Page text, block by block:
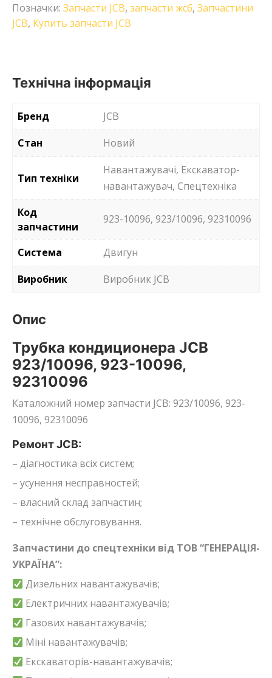
Позначки: Запчасти JCB, запчасти жсб, Запчастини
JCB, Купить запчасти JCB
Технічна інформація
Бренд
JCB
Стан
Новий
Тип техніки
Навантажувачі, Екскаватор-
навантажувач, Спецтехніка
Код
запчастини
923-10096, 923/10096, 92310096
Система
Двигун
Виробник
Виробник JCB
Опис
Трубка кондиционера JCB
923/10096, 923-10096,
92310096
Каталожний номер запчасти JCB: 923/10096, 923-
10096, 92310096
Ремонт JCB:
– діагностика всіх систем;
– усунення несправностей;
– власний склад запчастин;
– технічне обслуговування.
Запчастини до спецтехніки від ТОВ “ГЕНЕРАЦІЯ-
УКРАЇНА”:
Дизельних навантажувачів;
Електричних навантажувачів;
Газових навантажувачів;
Міні навантажувачів;
Екскаваторів-навантажувачів;